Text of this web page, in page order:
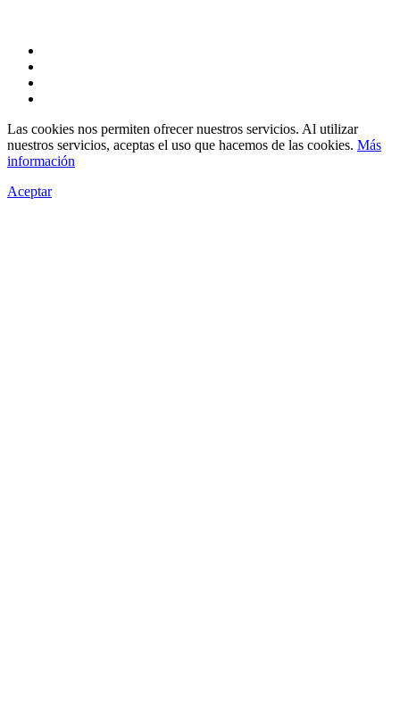
Las cookies nos permiten ofrecer nuestros servicios. Al utilizar
nuestros servicios, aceptas el uso que hacemos de las cookies. Más
información
Aceptar